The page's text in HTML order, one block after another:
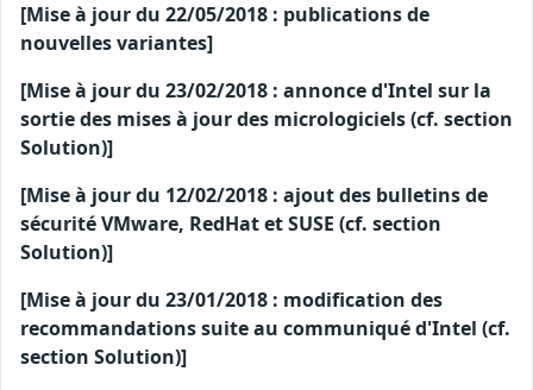
[Mise à jour du 22/05/2018 : publications de
nouvelles variantes]
[Mise à jour du 23/02/2018 : annonce d'Intel sur la
sortie des mises à jour des micrologiciels (cf. section
Solution)]
[Mise à jour du 12/02/2018 : ajout des bulletins de
sécurité VMware, RedHat et SUSE (cf. section
Solution)]
[Mise à jour du 23/01/2018 : modification des
recommandations suite au communiqué d'Intel (cf.
section Solution)]